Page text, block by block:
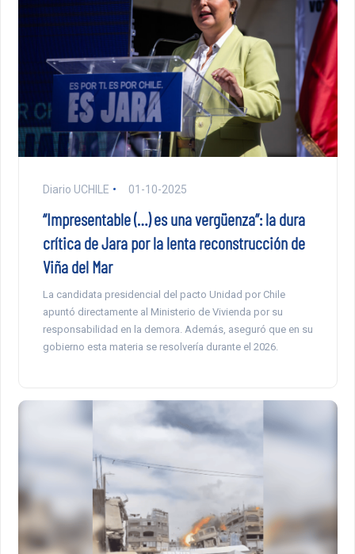
Diario UCHILE 01-10-2025
“Impresentable (…) es una vergüenza”: la dura
crítica de Jara por la lenta reconstrucción de
Viña del Mar
La candidata presidencial del pacto Unidad por Chile
apuntó directamente al Ministerio de Vivienda por su
responsabilidad en la demora. Además, aseguró que en su
gobierno esta materia se resolvería durante el 2026.